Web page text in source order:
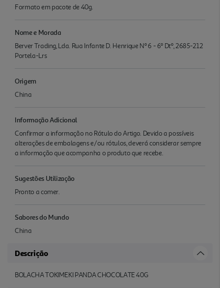
Formato em pacote de 40g.
Nome e Morada
Berver Trading, Lda. Rua Infante D. Henrique Nº 6 - 6º Dtº, 2685-212
Portela-Lrs
Origem
China
Informação Adicional
Confirmar a informação no Rótulo do Artigo. Devido a possíveis
alterações de embalagens e/ou rótulos, deverá considerar sempre
a informação que acompanha o produto que recebe.
Sugestões Utilização
Pronto a comer.
Sabores do Mundo
China
Descrição
BOLACHA TOKIMEKI PANDA CHOCOLATE 40G